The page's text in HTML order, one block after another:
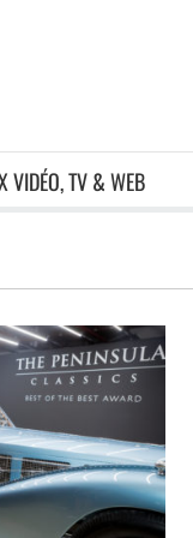
VIDÉO, TV & WEB